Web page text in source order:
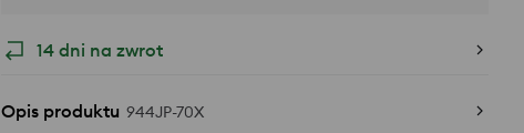
14 dni na zwrot
Opis produktu 944JP-70X